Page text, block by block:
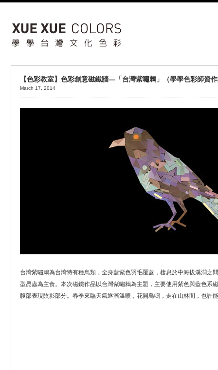
【色彩教室】色彩創意磁鐵牆—「台灣紫嘯鶇」（學學色彩師資
March 17, 2014
台灣紫嘯鶇為台灣特有種鳥類，全身藍紫色羽毛覆蓋，棲息於中海拔溪澗之
型昆蟲為主食。本次磁鐵作品以台灣紫嘯鶇為主題，主要使用紫色與藍色系
腹部表現陰影部分。春季來臨天氣逐漸溫暖，花開鳥鳴，走在山林間，也許